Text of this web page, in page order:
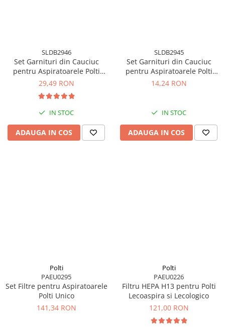
Accesorii dispozitive profesionale
Carduri Cadou
Pachete & Oferte
SLDB2946
Set Garnituri din Cauciuc
pentru Aspiratoarele Polti
Lecoaspira
29,49 RON
IN STOC
ADAUGA IN COS
SLDB2945
Set Garnituri din Cauciuc
pentru Aspiratoarele Polti
Unico
14,24 RON
IN STOC
ADAUGA IN COS
Polti
PAEU0295
Set Filtre pentru Aspiratoarele
Polti Unico
141,34 RON
Polti
PAEU0226
Filtru HEPA H13 pentru Polti
Lecoaspira si Lecologico
121,00 RON